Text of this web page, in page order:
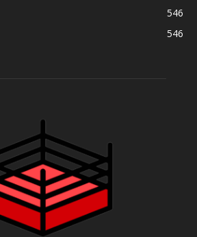
546
546